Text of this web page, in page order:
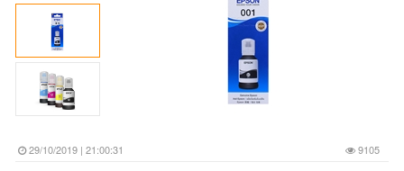
29/10/2019 | 21:00:31 9105